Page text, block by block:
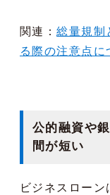
関連：総量規制
る際の注意点に
公的融資や
間が短い
ビジネスロー